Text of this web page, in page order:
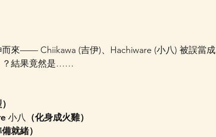
來—— Chiikawa (吉伊)、Hachiware (小八) 被誤當成
？結果竟然是……
小八 （化身成火雞）
就緒）